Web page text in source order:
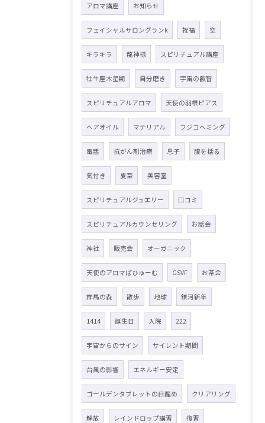
アロマ講座 お知らせ
フェイシャルサロングランk 祝福 空
キラキラ 龍神様 スピリチュアル講座
牡牛座木星期 自分磨き 宇宙の叡智
スピリチュアルアロマ 天使の羽根ピアス
ヘアオイル マテリアル フジコヘミング
電話 抗がん剤治療 息子 腹を括る
気付き 夏至 美容室
スピリチュアルジュエリー 口コミ
スピリチュアルカウンセリング お話会
神社 販売会 オーガニック
天使のアロマぱひゅーむ GSVF お茶会
群馬の森 散歩 地球 銀河新年
1414 誕生日 入院 222
宇宙からのサイン サイレント期間
台風の影響 エネルギー安定
ゴールデンタブレットの目醒め クリアリング
解放 レインドロップ講習 復習